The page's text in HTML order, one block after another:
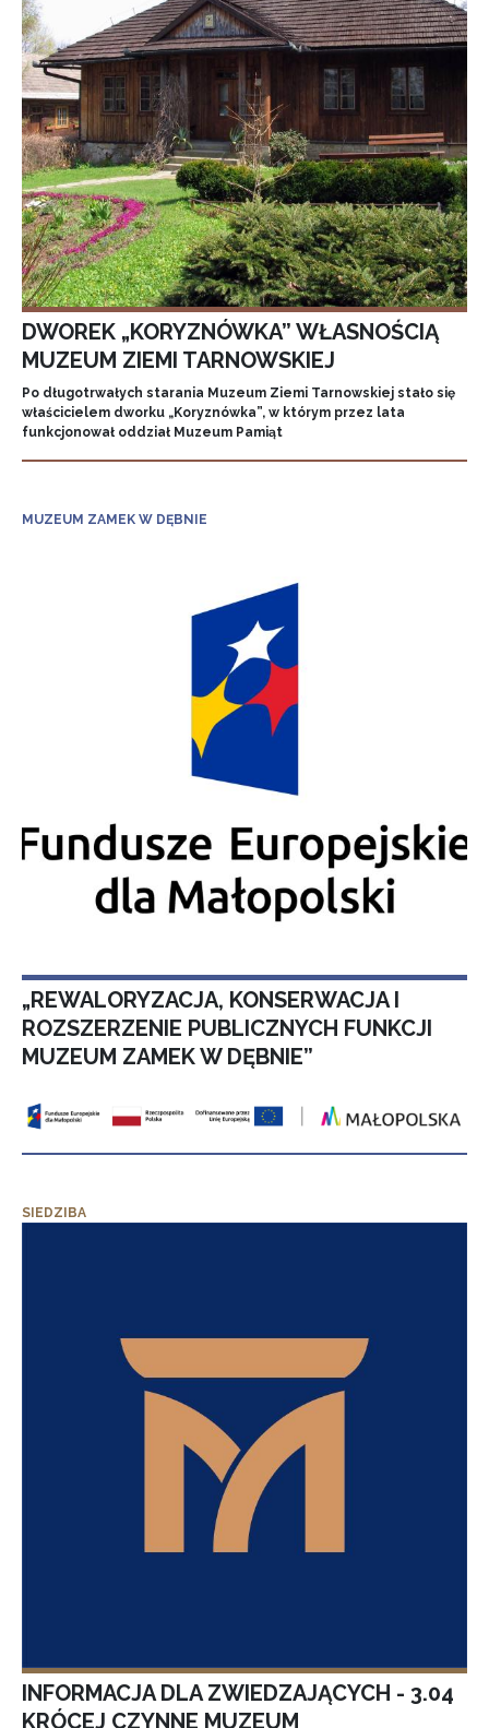
DWOREK „KORYZNÓWKA” WŁASNOŚCIĄ
MUZEUM ZIEMI TARNOWSKIEJ
Po długotrwałych starania Muzeum Ziemi Tarnowskiej stało się
właścicielem dworku „Koryznówka”, w którym przez lata
funkcjonował oddział Muzeum Pamiąt
MUZEUM ZAMEK W DĘBNIE
„REWALORYZACJA, KONSERWACJA I
ROZSZERZENIE PUBLICZNYCH FUNKCJI
MUZEUM ZAMEK W DĘBNIE”
SIEDZIBA
INFORMACJA DLA ZWIEDZAJĄCYCH - 3.04
KRÓCEJ CZYNNE MUZEUM